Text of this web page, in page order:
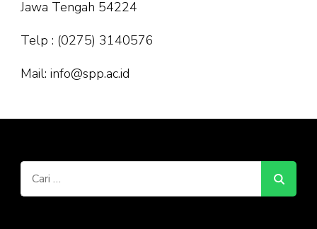
Jawa Tengah 54224
Telp : (0275) 3140576
Mail: info@spp.ac.id
Cari